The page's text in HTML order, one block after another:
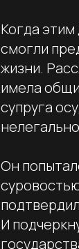
Когда
смогли
жизни.
имела
супруга
Он
И